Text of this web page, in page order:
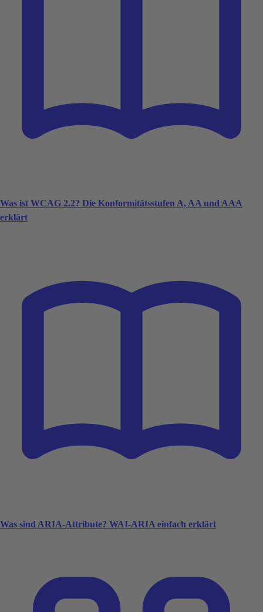
Was ist WCAG 2.2? Die Konformitätsstufen A, AA und AAA
erklärt
Was sind ARIA-Attribute? WAI-ARIA einfach erklärt